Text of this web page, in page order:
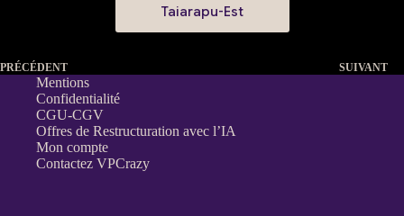
Taiarapu-Est
PRÉCÉDENT SUIVANT
Mentions
Confidentialité
CGU-CGV
Offres de Restructuration avec l’IA
Mon compte
Contactez VPCrazy